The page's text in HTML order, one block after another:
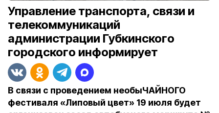
Управление транспорта, связи и
телекоммуникаций
администрации Губкинского
городского информирует
В связи с проведением необыЧАЙНОГО
фестиваля «Липовый цвет» 19 июля будет